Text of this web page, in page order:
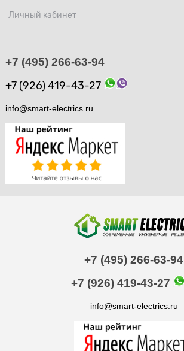
Личный кабинет
+7 (495) 266-63-94
+7 (926) 419-43-27
info@smart-electrics.ru
+7 (495) 266-63-94
+7 (926) 419-43-27
info@smart-electrics.ru